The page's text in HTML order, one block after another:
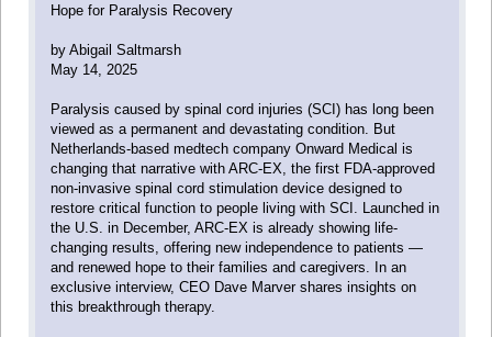
Hope for Paralysis Recovery
by Abigail Saltmarsh
May 14, 2025
Paralysis caused by spinal cord injuries (SCI) has long been
viewed as a permanent and devastating condition. But
Netherlands-based medtech company Onward Medical is
changing that narrative with ARC-EX, the first FDA-approved
non-invasive spinal cord stimulation device designed to
restore critical function to people living with SCI. Launched in
the U.S. in December, ARC-EX is already showing life-
changing results, offering new independence to patients —
and renewed hope to their families and caregivers. In an
exclusive interview, CEO Dave Marver shares insights on
this breakthrough therapy.